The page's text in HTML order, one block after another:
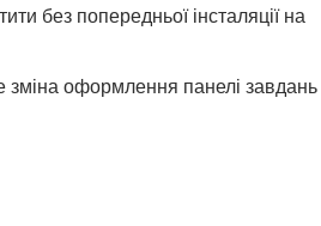
без попередньої інсталяції на
зміна оформлення панелі завдань